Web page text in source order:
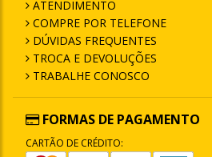
ATENDIMENTO
COMPRE POR TELEFONE
DÚVIDAS FREQUENTES
TROCA E DEVOLUÇÕES
TRABALHE CONOSCO
FORMAS DE PAGAMENTO
CARTÃO DE CRÉDITO: